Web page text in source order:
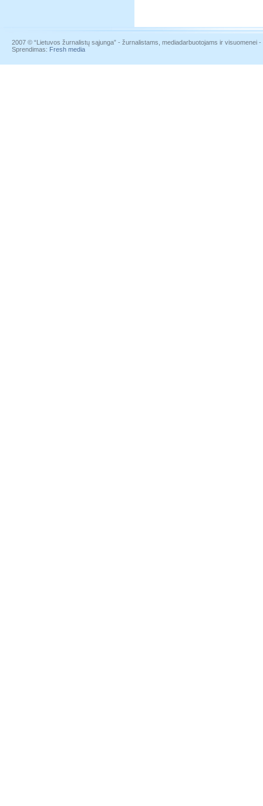
2007 © “Lietuvos žurnalistų sąjunga” - žurnalistams, mediadarbuotojams ir visuomenei
Sprendimas: Fresh media